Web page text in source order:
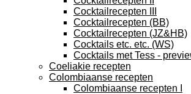
Cocktailrecepten III
Cocktailrecepten (BB)
Cocktailrecepten (JZ&HB)
Cocktails etc. etc. (WS)
Cocktails met Tess -
Coeliakie recepten
Colombiaanse recepten
Colombiaanse recepten I